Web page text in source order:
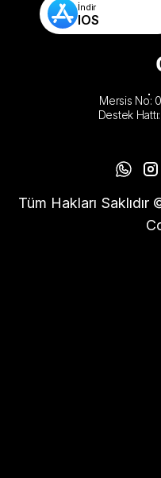
İndir
IOS
Mersis No:
Destek
Tüm Hakları